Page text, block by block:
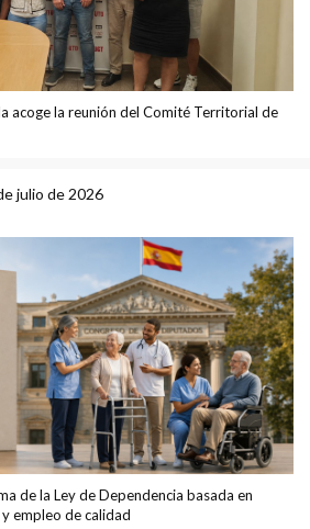
acoge la reunión del Comité Territorial de
julio de 2026
de la Ley de Dependencia basada en
empleo de calidad